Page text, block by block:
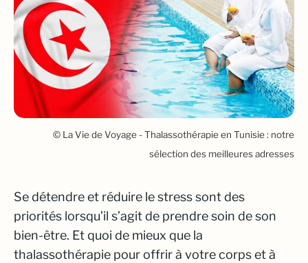
© La Vie de Voyage - Thalassothérapie en Tunisie : notre
sélection des meilleures adresses
Se détendre et réduire le stress sont des
priorités lorsqu’il s’agit de prendre soin de son
bien-être. Et quoi de mieux que la
thalassothérapie pour offrir à votre corps et à